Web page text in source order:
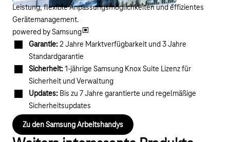
Leistung, flexible Anpassungsmöglichkeiten und effizientes
Gerätemanagement.
powered by Samsung
Garantie:2 Jahre Marktverfügbarkeit und 3 Jahre
Standardgarantie
Sicherheit:1-jährige Samsung Knox Suite Lizenz für
Sicherheit und Verwaltung
Updates: Bis zu 7 Jahre garantierte und regelmäßige
Sicherheitsupdates
Zu den Samsung Arbeitshandys